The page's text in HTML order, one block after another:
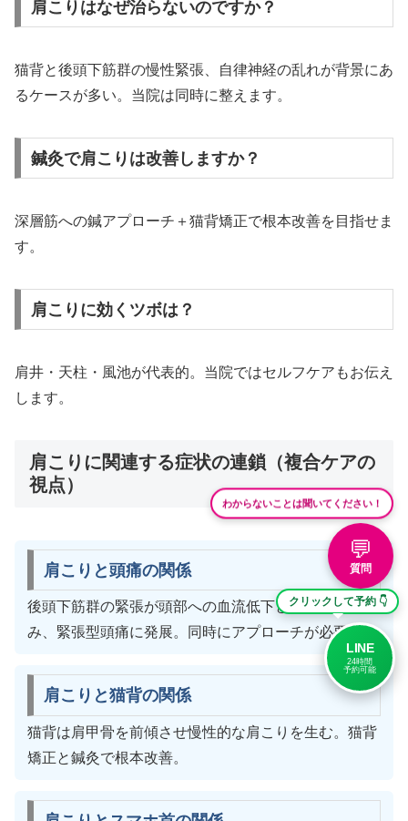
肩こりはなぜ治らないのですか？
猫背と後頭下筋群の慢性緊張、自律神経の乱れが背景にあ
るケースが多い。当院は同時に整えます。
鍼灸で肩こりは改善しますか？
深層筋への鍼アプローチ＋猫背矯正で根本改善を目指せま
す。
肩こりに効くツボは？
肩井・天柱・風池が代表的。当院ではセルフケアもお伝え
します。
肩こりに関連する症状の連鎖（複合ケアの
視点）
肩こりと頭痛の関係
後頭下筋群の緊張が頭部への血流低下と神経圧迫を生
み、緊張型頭痛に発展。同時にアプローチが必要。
肩こりと猫背の関係
猫背は肩甲骨を前傾させ慢性的な肩こりを生む。猫背
矯正と鍼灸で根本改善。
わからないことは聞いてください！
💬
質問
クリックして予約 👇
LINE
24時間
予約可能